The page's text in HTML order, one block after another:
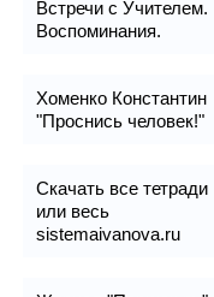
Встречи с Учителем.
Воспоминания.
Хоменко Константин
"Проснись человек!"
Скачать все тетради
или весь
sistemaivanova.ru